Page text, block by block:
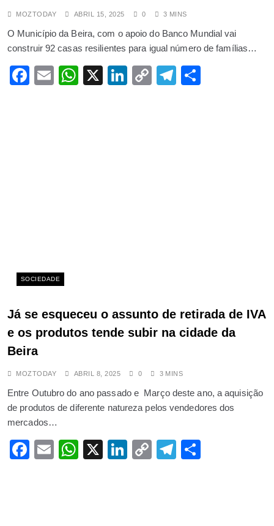
MOZTODAY ABRIL 15, 2025 0 3 MINS
O Município da Beira, com o apoio do Banco Mundial vai
construir 92 casas resilientes para igual número de famílias…
Facebook
EmailWhatsApp
X LinkedIn
CopyTelegram
SOCIEDADE
Já se esqueceu o assunto de retirada de IVA
e os produtos tende subir na cidade da
Beira
MOZTODAY ABRIL 8, 2025 0 3 MINS
Entre Outubro do ano passado e Março deste ano, a aquisição
de produtos de diferente natureza pelos vendedores dos
mercados…
Facebook
EmailWhatsApp
X LinkedIn
CopyTelegram